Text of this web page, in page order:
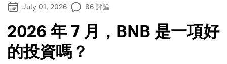
July 01, 2026 86 評論
2026 年 7 月，BNB 是一項好
的投資嗎？